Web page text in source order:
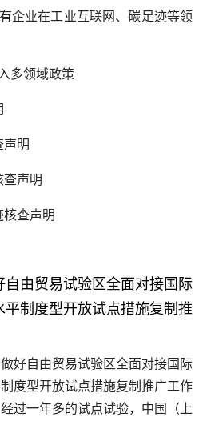
企业在工业互联网、碳足迹等领
多领域政策
声明
查声明
查声明
由贸易试验区全面对接国际
制度型开放试点措施复制推
好自由贸易试验区全面对接国际
度型开放试点措施复制推广工作
过一年多的试点试验，中国（上